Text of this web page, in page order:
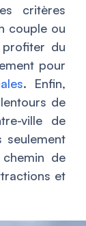
critères
couple ou
du
pour
. Enfin,
de
ville de
de
et